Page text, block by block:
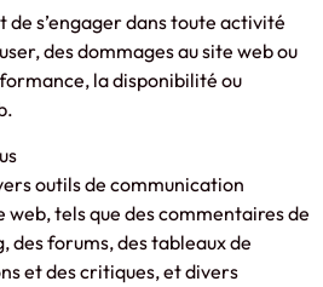
s’engager dans toute activité
des dommages au site web ou
la disponibilité ou
outils de communication
tels que des commentaires de
des forums, des tableaux de
et des critiques, et divers